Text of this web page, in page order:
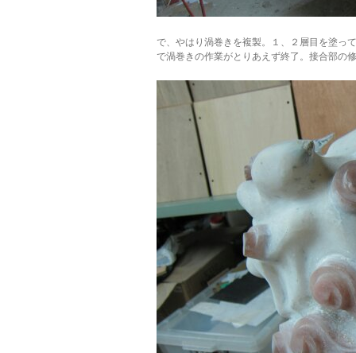
で、やはり渦巻きを複製。１、２層目を塗っ
で渦巻きの作業がとりあえず終了。接合部の